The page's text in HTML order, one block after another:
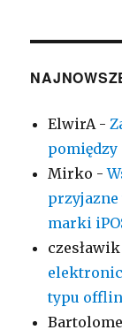
ElwirA -
Mirko -
przyjazne
marki
czesławik
typu